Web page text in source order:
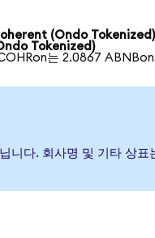
(Ondo
Tokenized)
는 2.0867
니다. 회사명 및 기타 상